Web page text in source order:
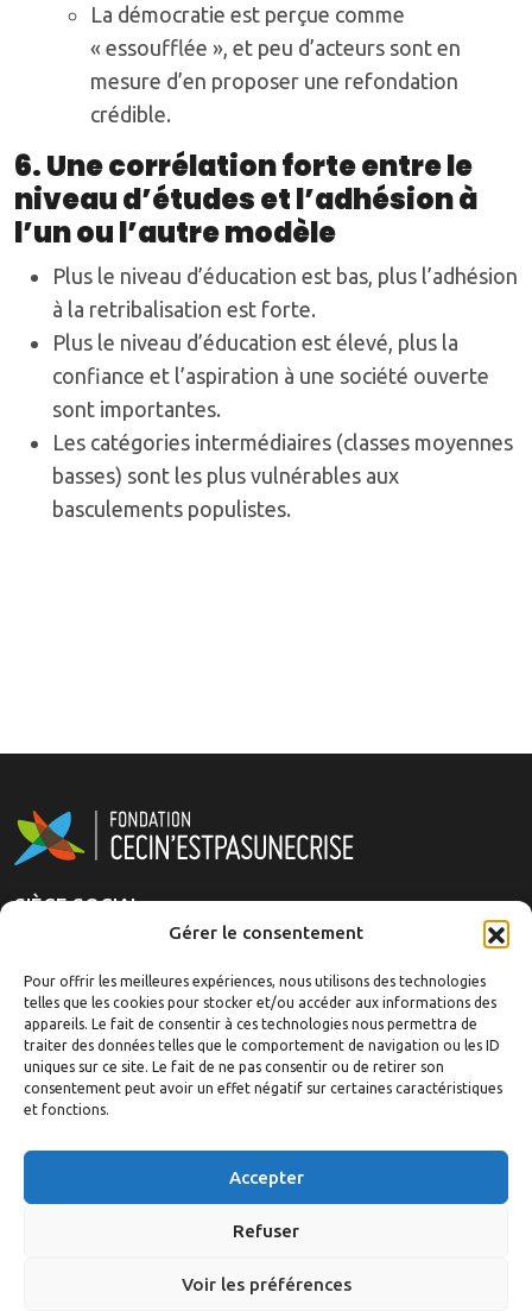
Gérer le consentement
Pour offrir les meilleures expériences, nous utilisons des technologies
telles que les cookies pour stocker et/ou accéder aux informations des
appareils. Le fait de consentir à ces technologies nous permettra de
traiter des données telles que le comportement de navigation ou les ID
uniques sur ce site. Le fait de ne pas consentir ou de retirer son
consentement peut avoir un effet négatif sur certaines caractéristiques
et fonctions.
Accepter
Refuser
Voir les préférences
La démocratie est perçue comme
« essoufflée », et peu d’acteurs sont en
mesure d’en proposer une refondation
crédible.
6. Une corrélation forte entre le
niveau d’études et l’adhésion à
l’un ou l’autre modèle
Plus le niveau d’éducation est bas, plus l’adhésion
à la retribalisation est forte.
Plus le niveau d’éducation est élevé, plus la
confiance et l’aspiration à une société ouverte
sont importantes.
Les catégories intermédiaires (classes moyennes
basses) sont les plus vulnérables aux
basculements populistes.
SIÈGE SOCIAL
1210 Brussels, Belgique
La fondation
Analyses
Articles/Événements
Ouvrages
Revue de presse
Contact
Fondation Ceci n'est pas une crise